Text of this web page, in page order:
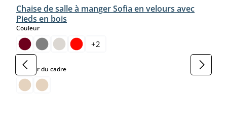
Chaise de salle à manger Sofia en velours avec
Pieds en bois
Couleurselect
+2
Couleur du cadreselect